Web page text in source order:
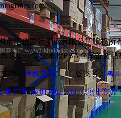
市汇信国际物流有限公司版权所
限公司专业承接FBA仓库备货
持： 博雅立方备案号：粤
海 广州 深圳 中山 江门 惠州 东莞